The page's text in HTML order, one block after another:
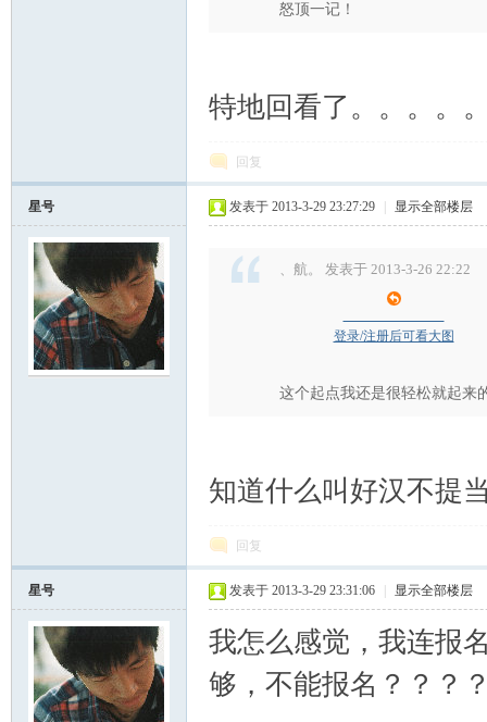
怒顶一记！
特地回看了。。。。
回复
星号 发表于 2013-3-29 23:27:29 显示全部楼层
、航。 发表于 2013-3-26 22:22
登录/注册后可看大图
这个起点我还是很轻松就起来
知道什么叫好汉不提
回复
星号 发表于 2013-3-29 23:31:06 显示全部楼层
我怎么感觉，我连报
够，不能报名？？？